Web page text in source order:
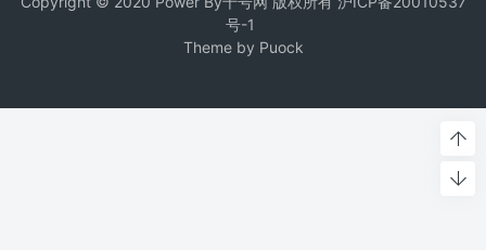
号-1
Theme by Puock